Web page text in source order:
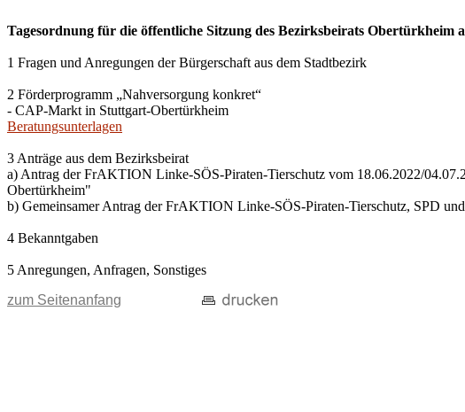
Tagesordnung für die öffentliche Sitzung des Bezirksbeirats
1 Fragen und Anregungen der Bürgerschaft aus dem Stadtbezirk
2 Förderprogramm „Nahversorgung konkret“
- CAP-Markt in Stuttgart-Obertürkheim
Beratungsunterlagen
3 Anträge aus dem Bezirksbeirat
a) Antrag der FrAKTION Linke-SÖS-Piraten-Tierschutz vom 18.06.2022/
Obertürkheim"
b) Gemeinsamer Antrag der FrAKTION Linke-SÖS-Piraten-Tierschutz, SPD
4 Bekanntgaben
5 Anregungen, Anfragen, Sonstiges
zum Seitenanfang